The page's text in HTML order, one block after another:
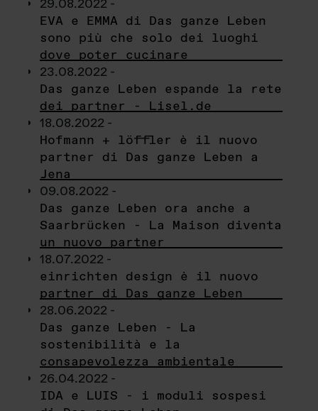
29.08.2022 -
EVA e EMMA di Das ganze Leben
sono più che solo dei luoghi
dove poter cucinare
23.08.2022 -
Das ganze Leben espande la rete
dei partner - Lisel.de
18.08.2022 -
Hofmann + löffler è il nuovo
partner di Das ganze Leben a
Jena
09.08.2022 -
Das ganze Leben ora anche a
Saarbrücken - La Maison diventa
un nuovo partner
18.07.2022 -
einrichten design è il nuovo
partner di Das ganze Leben
28.06.2022 -
Das ganze Leben - La
sostenibilità e la
consapevolezza ambientale
26.04.2022 -
IDA e LUIS - i moduli sospesi